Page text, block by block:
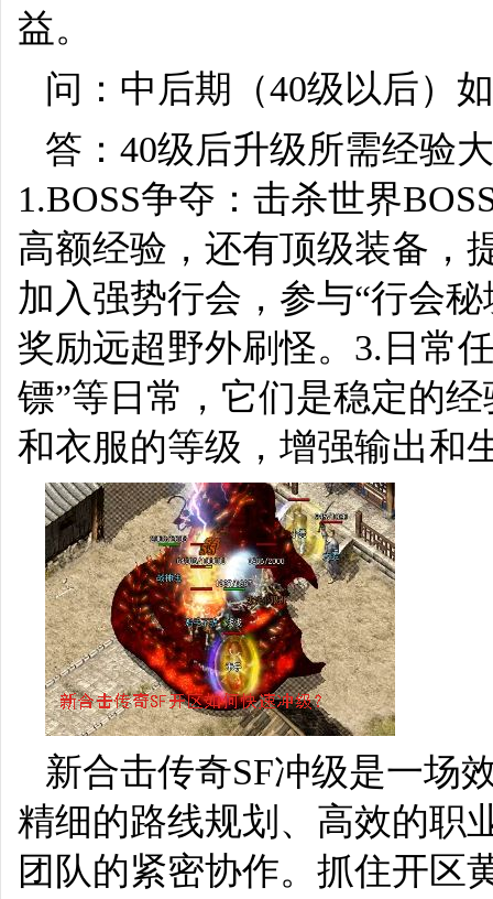
益。
问：中后期（40级以后）
答：40级后升级所需经验
1.BOSS争夺：击杀世界
高额经验，还有顶级装备，
加入强势行会，参与“行会
奖励远超野外刷怪。3.日常
镖”等日常，它们是稳定的
和衣服的等级，增强输出和
新合击传奇SF冲级是一场
精细的路线规划、高效的职
团队的紧密协作。抓住开区